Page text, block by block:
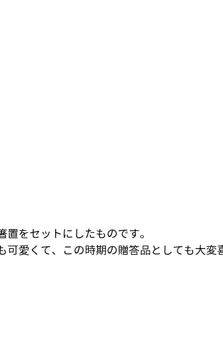
置をセットにしたものです。
可愛くて、この時期の贈答品としても大変